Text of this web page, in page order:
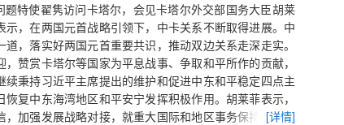
特使翟隽访问卡塔尔，会见卡塔尔外交部国务大臣胡莱
，在两国元首战略引领下，中卡关系不断取得进展。中
，落实好两国元首重要共识，推动双边关系走深走实。
赞赏卡塔尔等国家为平息战事、争取和平所作的贡献，
秉持习近平主席提出的维护和促进中东和平稳定四点主
复中东海湾地区和平安宁发挥积极作用。胡莱菲表示，
加强发展战略对接，就重大国际和地区事务保持沟通。
[详情]